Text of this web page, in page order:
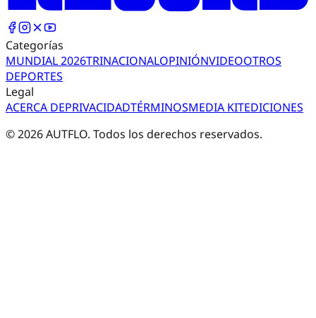
Categorías
MUNDIAL 2026TRINACIONALOPINIÓNVIDEOOTROS
DEPORTES
Legal
ACERCA DEPRIVACIDADTÉRMINOSMEDIA KITEDICIONES
©2026AUTFLO. Todos los derechos reservados.